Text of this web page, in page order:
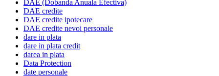
DAE (Dobanda Anuala Efectiva)
DAE credite
DAE credite ipotecare
DAE credite nevoi personale
dare in plata
dare in plata credit
darea in plata
Data Protection
date personale